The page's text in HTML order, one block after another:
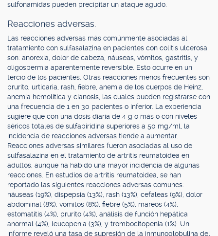
sulfonamidas pueden precipitar un ataque agudo.
Reacciones adversas.
Las reacciones adversas más comúnmente asociadas al
tratamiento con sulfasalazina en pacientes con colitis ulcerosa
son: anorexia, dolor de cabeza, náuseas, vómitos, gastritis, y
oligospermia aparentemente reversible. Esto ocurre en un
tercio de los pacientes. Otras reacciones menos frecuentes son
prurito, urticaria, rash, fiebre, anemia de los cuerpos de Heinz,
anemia hemolítica y cianosis, las cuales pueden registrarse con
una frecuencia de 1 en 30 pacientes o inferior. La experiencia
sugiere que con una dosis diaria de 4 g o más o con niveles
séricos totales de sulfapiridina superiores a 50 mg/ml, la
incidencia de reacciones adversas tiende a aumentar.
Reacciones adversas similares fueron asociadas al uso de
sulfasalazina en el tratamiento de artritis reumatoidea en
adultos, aunque ha habido una mayor incidencia de algunas
reacciones. En estudios de artritis reumatoidea, se han
reportado las siguientes reacciones adversas comunes:
náuseas (19%), dispepsia (13%), rash (13%), cefaleas (9%), dolor
abdominal (8%), vómitos (8%), fiebre (5%), mareos (4%),
estomatitis (4%), prurito (4%), análisis de función hepática
anormal (4%), leucopenia (3%), y trombocitopenia (1%). Un
informe reveló una tasa de supresión de la inmunoglobulina del